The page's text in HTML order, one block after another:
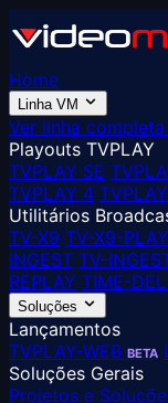
Home
Linha VM
Ver linha
Playouts TVPLAY
TVPLAY SE
TVPLAY 4
Utilitários
TV-X9 TV-X9-
INGEST TV-
REPLAY TIME-
Soluções
Lançamentos
TVPLAY-WEB BETA
Soluções Gerais
Projetos e